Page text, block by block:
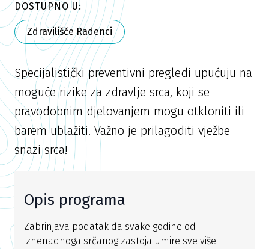
DOSTUPNO U:
Zdravilišče Radenci
Specijalistički preventivni pregledi upućuju na
moguće rizike za zdravlje srca, koji se
pravodobnim djelovanjem mogu otkloniti ili
barem ublažiti. Važno je prilagoditi vježbe
snazi srca!
Opis programa
Zabrinjava podatak da svake godine od
iznenadnoga srčanog zastoja umire sve više